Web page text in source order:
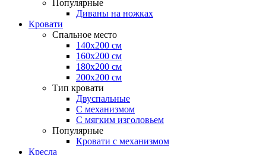
Популярные
Диваны на ножках
Кровати
Спальное место
140х200 см
160х200 см
180х200 см
200х200 см
Тип кровати
Двуспальные
С механизмом
С мягким изголовьем
Популярные
Кровати с механизмом
Кресла